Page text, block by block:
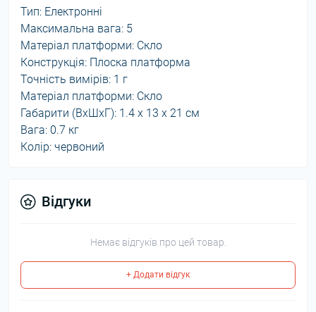
Тип: Електронні
Максимальна вага: 5
Матеріал платформи: Скло
Конструкція: Плоска платформа
Точність вимірів: 1 г
Матеріал платформи: Скло
Габарити (ВхШхГ): 1.4 х 13 х 21 см
Вага: 0.7 кг
Колір: червоний
Відгуки
Немає відгуків про цей товар.
+ Додати відгук